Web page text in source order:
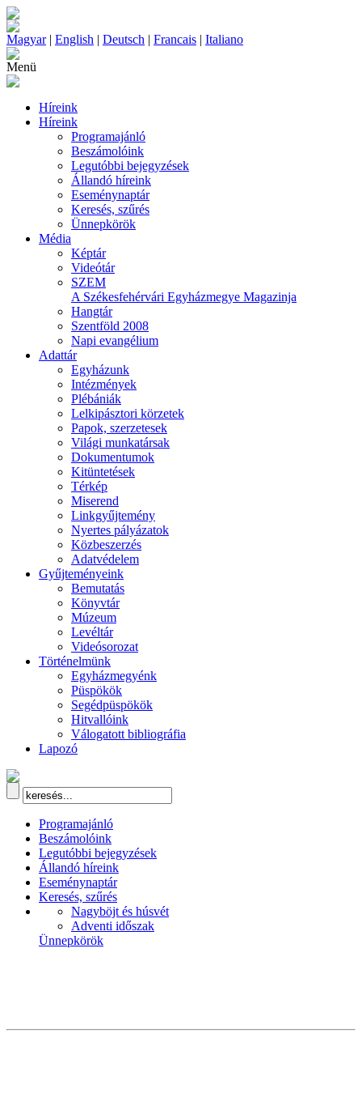
Magyar| English | Deutsch | Francais | Italiano
Menü
Híreink
Híreink
Programajánló
Beszámolóink
Legutóbbi bejegyzések
Állandó híreink
Eseménynaptár
Keresés, szűrés
Ünnepkörök
Média
Képtár
Videótár
SZEM
A Székesfehérvári Egyházmegye Magazinja
Hangtár
Szentföld 2008
Napi evangélium
Adattár
Egyházunk
Intézmények
Plébániák
Lelkipásztori körzetek
Papok, szerzetesek
Világi munkatársak
Dokumentumok
Kitüntetések
Térkép
Miserend
Linkgyűjtemény
Nyertes pályázatok
Közbeszerzés
Adatvédelem
Gyűjteményeink
Bemutatás
Könyvtár
Múzeum
Levéltár
Videósorozat
Történelmünk
Egyházmegyénk
Püspökök
Segédpüspökök
Hitvallóink
Válogatott bibliográfia
Lapozó
Programajánló
Beszámolóink
Legutóbbi bejegyzések
Állandó híreink
Eseménynaptár
Keresés, szűrés
Nagyböjt és húsvét
Adventi időszak
Ünnepkörök